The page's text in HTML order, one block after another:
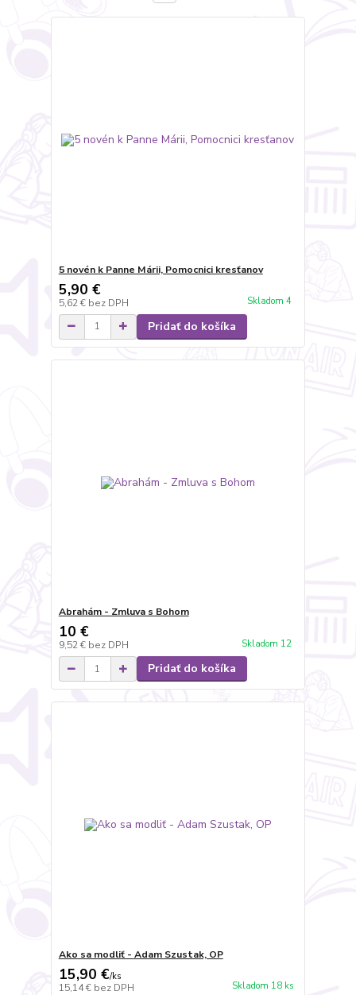
5 novén k Panne Márii, Pomocnici kresťanov
5,90 €
5,62 € bez DPH Skladom 4
Pridať do košíka
Abrahám - Zmluva s Bohom
10 €
9,52 € bez DPH Skladom 12
Pridať do košíka
Ako sa modliť - Adam Szustak, OP
15,90 €/ks
15,14 € bez DPH Skladom 18 ks